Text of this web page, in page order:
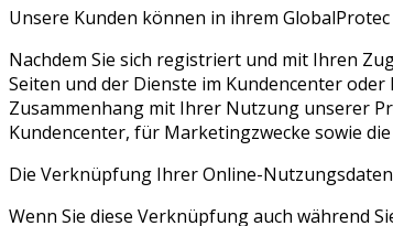
Unsere Kunden können in ihrem
Nachdem Sie sich registriert und mit Ihren
Seiten und der Dienste im Kundencenter
Zusammenhang mit Ihrer Nutzung unserer
Kundencenter, für Marketingzwecke sowie
Die Verknüpfung Ihrer Online-
Wenn Sie diese Verknüpfung auch während